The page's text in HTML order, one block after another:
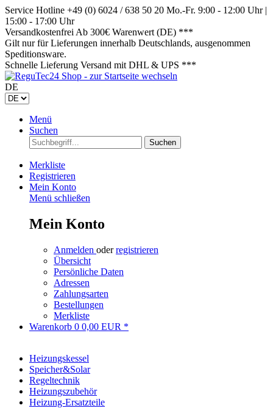
Service Hotline +49 (0) 6024 / 638 50 20 Mo.-Fr. 9:00 - 12:00 Uhr |
15:00 - 17:00 Uhr
Versandkostenfrei Ab 300€ Warenwert (DE) ***
Gilt nur für Lieferungen innerhalb Deutschlands, ausgenommen
Speditionsware.
Schnelle Lieferung Versand mit DHL & UPS ***
DE
Menü
Suchen
Suchen
Merkliste
Registrieren
Mein Konto
Menü schließen
Mein Konto
Anmelden oderregistrieren
Übersicht
Persönliche Daten
Adressen
Zahlungsarten
Bestellungen
Merkliste
Warenkorb 0 0,00 EUR *
Heizungskessel
Speicher&Solar
Regeltechnik
Heizungszubehör
Heizung-Ersatzteile